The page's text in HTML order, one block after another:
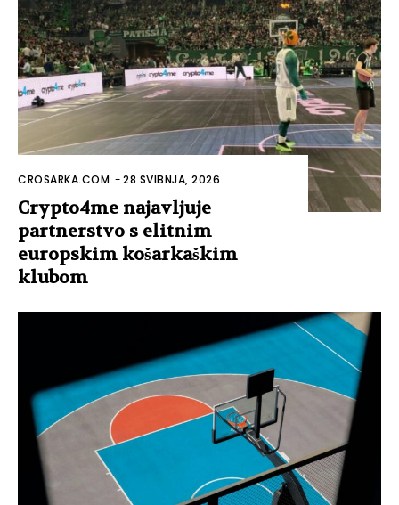
CROSARKA.COM -28 SVIBNJA, 2026
Crypto4me najavljuje
partnerstvo s elitnim
europskim košarkaškim
klubom